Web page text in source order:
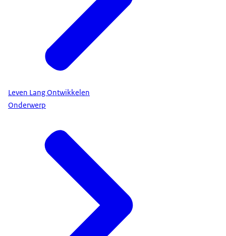
Leven Lang Ontwikkelen
Onderwerp